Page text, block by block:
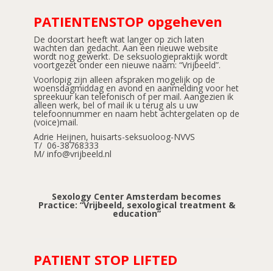
PATIENTENSTOP opgeheven
De doorstart heeft wat langer op zich laten
wachten dan gedacht. Aan een nieuwe website
wordt nog gewerkt. De seksuologiepraktijk wordt
voortgezet onder een nieuwe naam: “Vrijbeeld”.
Voorlopig zijn alleen afspraken mogelijk op de
woensdagmiddag en avond en aanmelding voor het
spreekuur kan telefonisch of per mail. Aangezien ik
alleen werk, bel of mail ik u terug als u uw
telefoonnummer en naam hebt achtergelaten op de
(voice)mail.
Adrie Heijnen, huisarts-seksuoloog-NVVS
T/ 06-38768333
M/ info@vrijbeeld.nl
Sexology Center Amsterdam becomes
Practice: “Vrijbeeld, sexological treatment &
education”
PATIENT STOP LIFTED